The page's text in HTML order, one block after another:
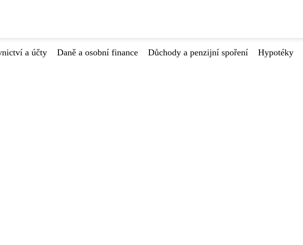
a účty Daně a osobní finance Důchody a penzijní spoření Hypotéky